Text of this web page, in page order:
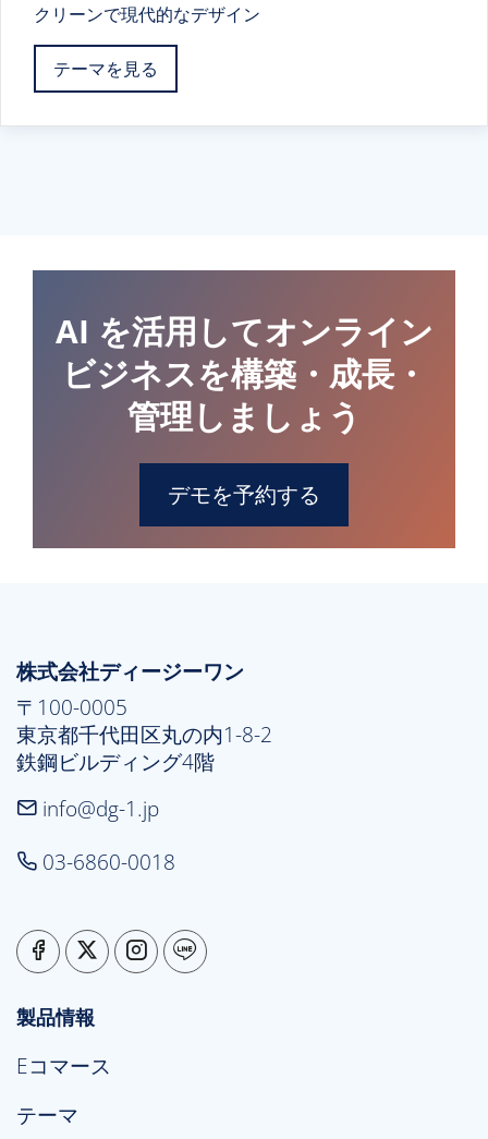
クリーンで現代的なデザイン
テーマを見る
AI を活用してオンライン
ビジネスを構築・成長・
管理しましょう
デモを予約する
株式会社ディージーワン
〒100-0005
東京都千代田区丸の内1-8-2
鉄鋼ビルディング4階
info@dg-1.jp
03-6860-0018
製品情報
Eコマース
テーマ